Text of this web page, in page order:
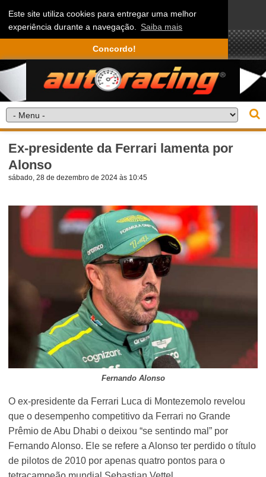
Este site utiliza cookies para entregar uma melhor
experiência durante a navegação. Saiba mais
Concordo!
Ex-presidente da Ferrari lamenta por
Alonso
sábado, 28 de dezembro de 2024 às 10:45
Fernando Alonso
O ex-presidente da Ferrari Luca di Montezemolo revelou
que o desempenho competitivo da Ferrari no Grande
Prêmio de Abu Dhabi o deixou “se sentindo mal” por
Fernando Alonso. Ele se refere a Alonso ter perdido o título
de pilotos de 2010 por apenas quatro pontos para o